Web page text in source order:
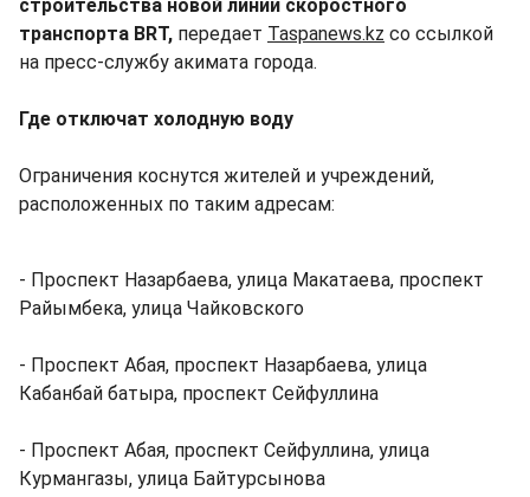
строительства новой линии скоростного
транспорта BRT, передает Taspanews.kz со ссылкой
на пресс-службу акимата города.
Где отключат холодную воду
Ограничения коснутся жителей и учреждений,
расположенных по таким адресам:
- Проспект Назарбаева, улица Макатаева, проспект
Райымбека, улица Чайковского
- Проспект Абая, проспект Назарбаева, улица
Кабанбай батыра, проспект Сейфуллина
- Проспект Абая, проспект Сейфуллина, улица
Курмангазы, улица Байтурсынова